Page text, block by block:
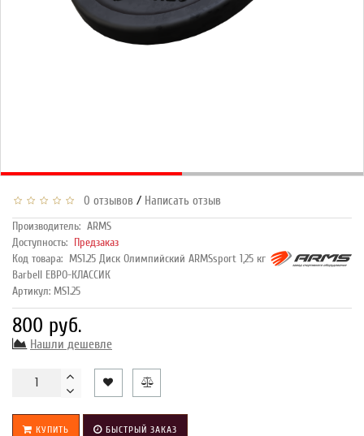
0 отзывов / Написать отзыв
Производитель: ARMS
Доступность: Предзаказ
Код товара: MS1.25 Диск Олимпийский ARMSsport 1,25 кг
Barbell ЕВРО-КЛАССИК
Артикул: MS1.25
800 руб.
Нашли дешевле
КУПИТЬ БЫСТРЫЙ ЗАКАЗ